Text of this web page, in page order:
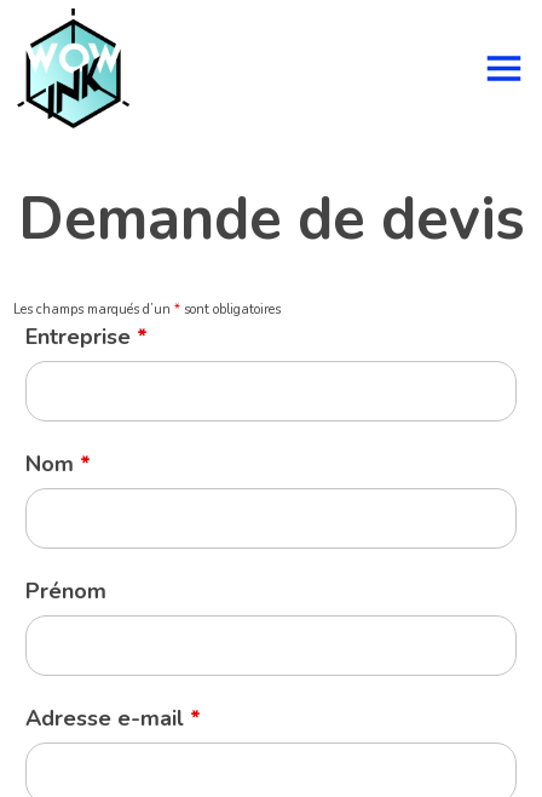
Demande de devis
Les champs marqués d’un* sont obligatoires
Entreprise *
Nom *
Prénom
Adresse e-mail *